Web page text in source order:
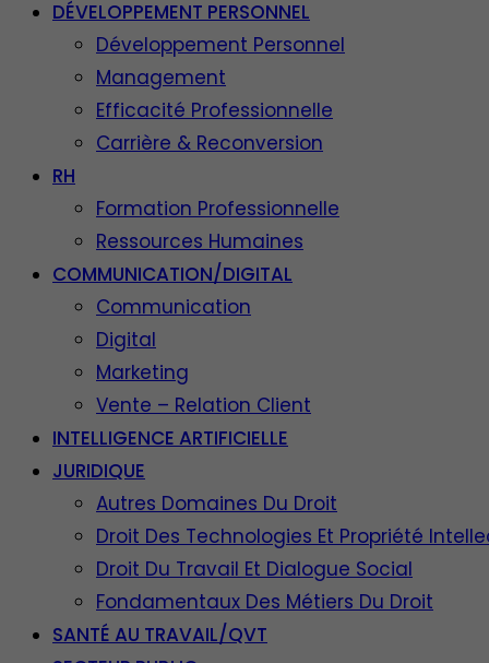
DÉVELOPPEMENT PERSONNEL
Développement Personnel
Management
Efficacité Professionnelle
Carrière & Reconversion
RH
Formation Professionnelle
Ressources Humaines
COMMUNICATION/DIGITAL
Communication
Digital
Marketing
Vente – Relation Client
INTELLIGENCE ARTIFICIELLE
JURIDIQUE
Autres Domaines Du Droit
Droit Des Technologies Et Propriété
Droit Du Travail Et Dialogue Social
Fondamentaux Des Métiers Du Droit
SANTÉ AU TRAVAIL/QVT